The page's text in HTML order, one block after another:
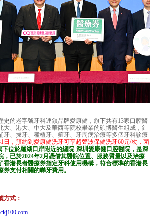
的老字號牙科連鎖品牌愛康健，旗下共有13家口腔醫
大、港大、中大及華西等院校畢業的碩博醫生組成，針
牙、拔牙、種植牙、箍牙、牙周病治療等多個牙科診療
日，預約到愛康健洗牙可享超聲波保健洗牙60元/次，菌
下位於羅湖口岸附近的總院-深圳愛康健口腔醫院 ，是深
，已於2024年2月憑借其醫院位置、服務質量以及治療
香港長者醫療券指定牙科使用機構，符合標準的香港長
支付相關的睇牙費用。
式：